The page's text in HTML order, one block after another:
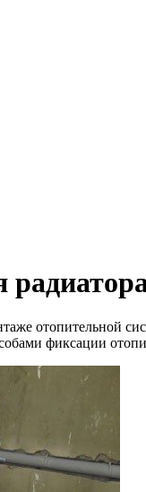
отопительной
фиксации